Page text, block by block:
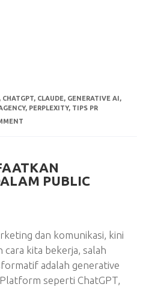
, CHATGPT, CLAUDE, GENERATIVE AI ,
, PERPLEXITY, TIPS PR
PUBLIC
dan komunikasi, kini
kita bekerja, salah
adalah generative
seperti ChatGPT,